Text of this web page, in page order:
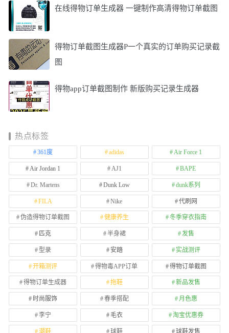
在线得物订单生成器 一键制作高清得物订单截图
得物订单截图生成器P一个真实的订单购买记录截
图
得物app订单截图制作 新版购买记录生成器
热点标签
361度 adidas Air Force 1
Air Jordan 1 AJ1 BAPE
Dr. Martens Dunk Low dunk系列
FILA Nike 代刷网
伪造得物订单截图 健康养生 冬季穿衣指南
匹克 半身裙 发售
型录 安踏 实战测评
开箱测评 得物毒APP订单 得物订单截图
得物订单生成器 拖鞋 新品发售
时尚服饰 春季搭配 月色惠
李宁 毛衣 淘宝优惠券
潮鞋 球鞋 球鞋发售